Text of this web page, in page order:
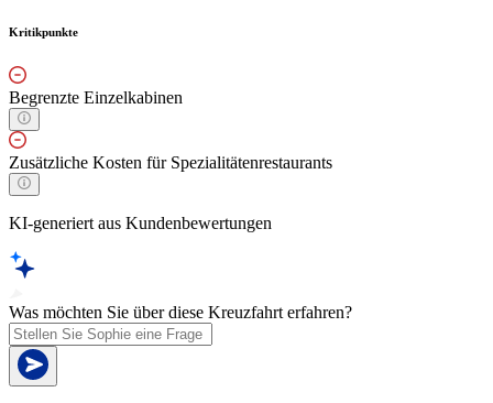
Kritikpunkte
Begrenzte Einzelkabinen
Zusätzliche Kosten für Spezialitätenrestaurants
KI-generiert aus Kundenbewertungen
Was möchten Sie über diese Kreuzfahrt erfahren?